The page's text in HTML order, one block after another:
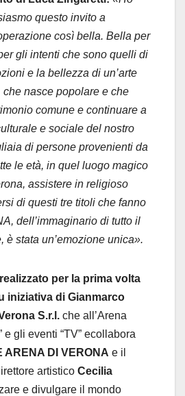
questo invito a
così bella. Bella per
gli intenti che sono quelli di
e la bellezza di un’arte
che nasce popolare e che
comune e continuare a
e sociale del nostro
di persone provenienti da
le età, in quel luogo magico
assistere in religioso
di questi tre titoli che fanno
dell’immaginario di tutto il
è stata un’emozione unica».
per la prima volta
iniziativa di Gianmarco
S.r.l. che all’Arena
e gli eventi “TV” ecollabora
ARENA DI VERONA e il
artistico Cecilia
e divulgare il mondo